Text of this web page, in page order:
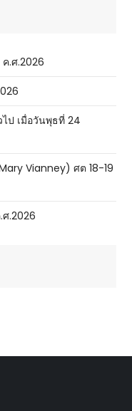
.ศ.2026
ไป เมื่อวันพุธที่ 24
Vianney) ศต 18-19
.2026